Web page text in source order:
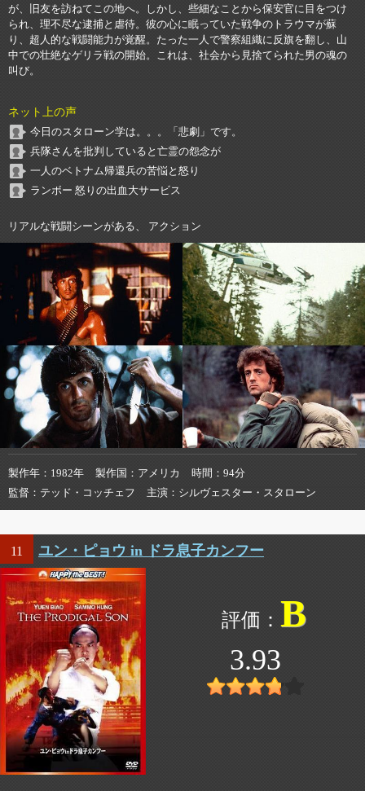
が、旧友を訪ねてこの地へ。しかし、些細なことから保安官に目をつけ
られ、理不尽な逮捕と虐待。彼の心に眠っていた戦争のトラウマが蘇
り、超人的な戦闘能力が覚醒。たった一人で警察組織に反旗を翻し、山
中での壮絶なゲリラ戦の開始。これは、社会から見捨てられた男の魂の
叫び。
ネット上の声
今日のスタローン学は。。。「悲劇」です。
兵隊さんを批判していると亡霊の怨念が
一人のベトナム帰還兵の苦悩と怒り
ランボー 怒りの出血大サービス
リアルな戦闘シーンがある、 アクション
製作年 1982年 製作国 アメリカ 時間
94分
監督
テッド・コッチェフ 主演 シルヴェスター・スタローン
11 ユン・ピョウ in ドラ息子カンフー
B
3.93